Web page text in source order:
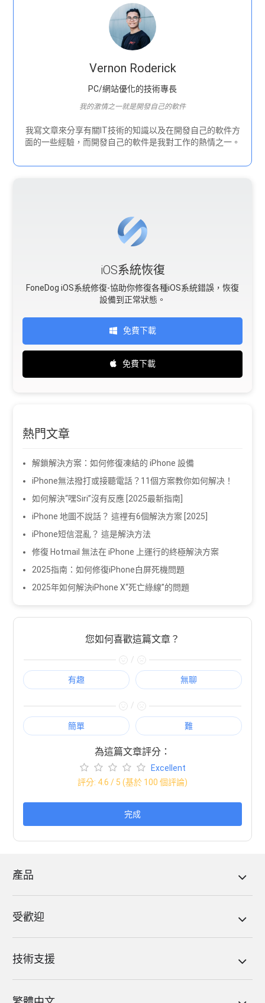
Vernon Roderick
PC/網站優化的技術專長
我的激情之一就是開發自己的軟件
我寫文章來分享有關IT技術的知識以及在開發自己的軟件方
面的一些經驗，而開發自己的軟件是我對工作的熱情之一。
iOS系統恢復
FoneDog iOS系統修復-協助你修復各種iOS系統錯誤，恢復
設備到正常狀態。
免費下載
免費下載
熱門文章
解鎖解決方案：如何修復凍結的 iPhone 設備
iPhone無法撥打或接聽電話？11個方案教你如何解决！
如何解決“嘿Siri”沒有反應 [2025最新指南]
iPhone 地圖不說話？ 這裡有6個解決方案 [2025]
iPhone短信混亂？ 這是解決方法
修復 Hotmail 無法在 iPhone 上運行的終極解決方案
2025指南：如何修復iPhone白屏死機問題
2025年如何解決iPhone X“死亡綠線”的問題
您如何喜歡這篇文章？
/
有趣 無聊
/
簡單 難
為這篇文章評分：
Excellent
評分: 4.6 / 5 (基於 100 個評論)
完成
產品
受歡迎
技術支援